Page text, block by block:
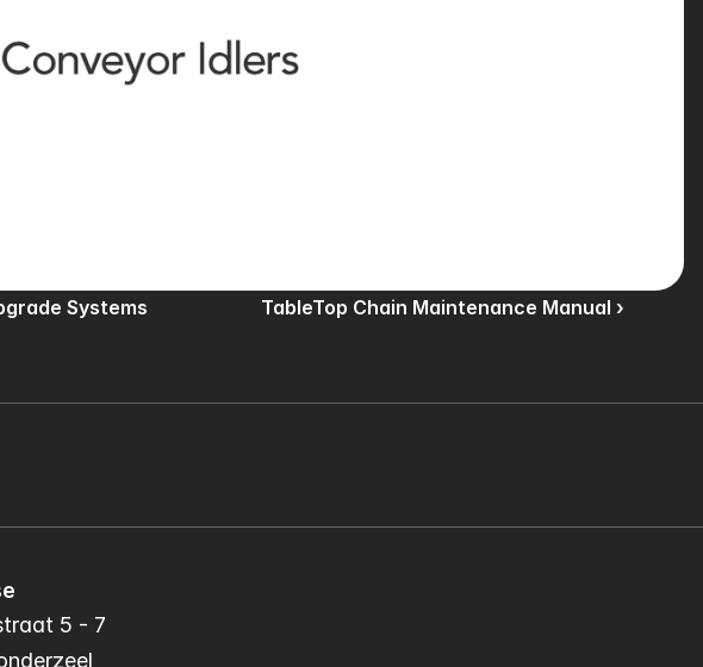
Systems TableTop Chain Maintenance Manual ›
5 - 7